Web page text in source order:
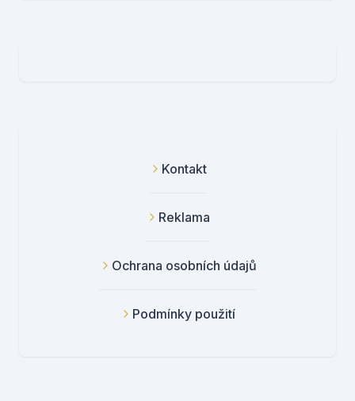
Kontakt
Reklama
Ochrana osobních údajů
Podmínky použití